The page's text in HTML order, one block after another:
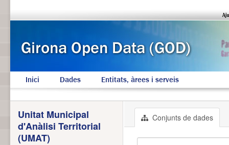
Inici Dades Entitats, àrees i serveis
Conjunts de dades
Unitat Municipal
d'Anàlisi Territorial
(UMAT)